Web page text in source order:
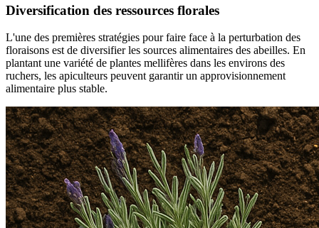
Diversification des ressources florales
L'une des premières stratégies pour faire face à la perturbation des
floraisons est de diversifier les sources alimentaires des abeilles. En
plantant une variété de plantes mellifères dans les environs des
ruchers, les apiculteurs peuvent garantir un approvisionnement
alimentaire plus stable.